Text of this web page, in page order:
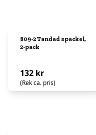
809-2 Tandad spackel,
2-pack
132 kr
(Rek ca. pris)